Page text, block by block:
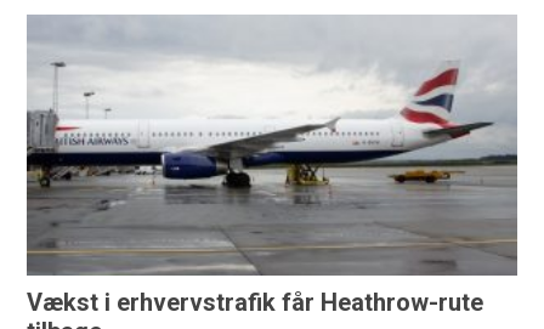
Vækst i erhvervstrafik får Heathrow-rute